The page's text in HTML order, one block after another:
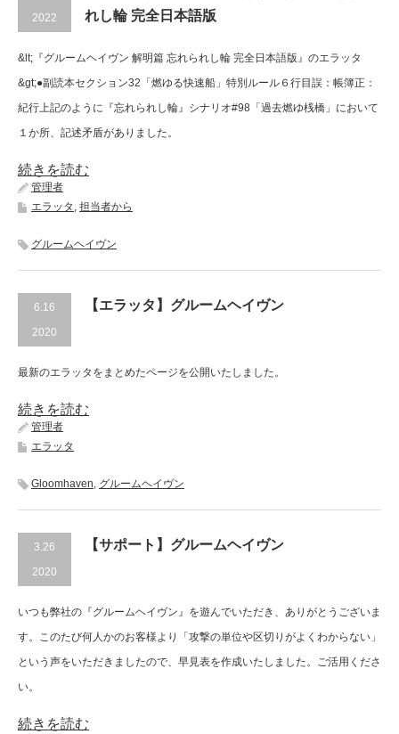
2022
れし輪 完全日本語版
&lt;『グルームヘイヴン 解明篇 忘れられし輪 完全日本語版』のエラッタ
&gt;●副読本セクション32「燃ゆる快速船」特別ルール６行目誤：帳簿正：
紀行上記のように『忘れられし輪』シナリオ#98「過去燃ゆ桟橋」において
１か所、記述矛盾がありました。
続きを読む
管理者
エラッタ , 担当者から
グルームヘイヴン
6.16
2020
【エラッタ】グルームヘイヴン
最新のエラッタをまとめたページを公開いたしました。
続きを読む
管理者
エラッタ
Gloomhaven, グルームヘイヴン
3.26
2020
【サポート】グルームヘイヴン
いつも弊社の『グルームヘイヴン』を遊んでいただき、ありがとうございま
す。このたび何人かのお客様より「攻撃の単位や区切りがよくわからない」
という声をいただきましたので、早見表を作成いたしました。ご活用くださ
い。
続きを読む